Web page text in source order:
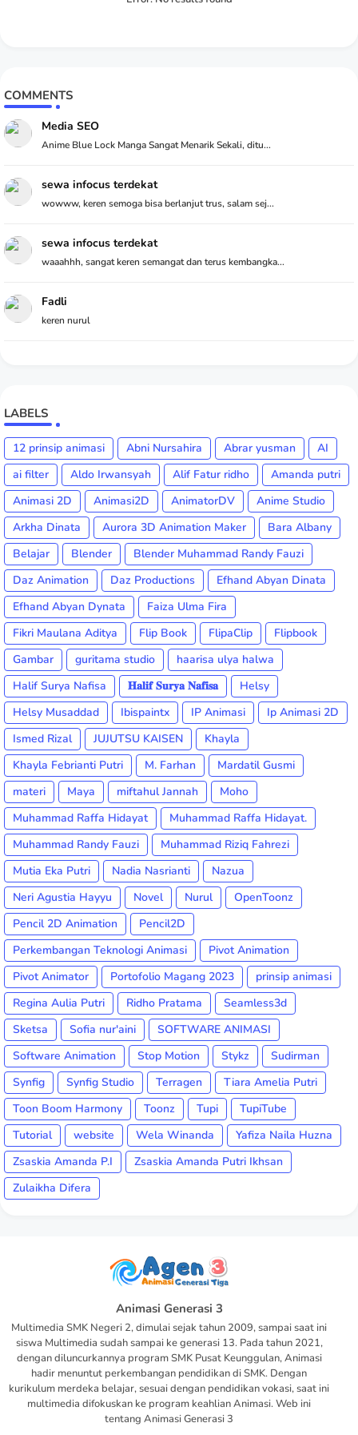
COMMENTS
Media SEO
Anime Blue Lock Manga Sangat Menarik Sekali, ditu...
sewa infocus terdekat
wowww, keren semoga bisa berlanjut trus, salam sej...
sewa infocus terdekat
waaahhh, sangat keren semangat dan terus kembangka...
Fadli
keren nurul
LABELS
12 prinsip animasi Abni Nursahira Abrar yusman
AI
ai filter
Aldo Irwansyah Alif Fatur ridho
Amanda putri
Animasi 2D
Animasi2D AnimatorDV
Anime Studio
Arkha Dinata
Aurora 3D Animation Maker
Bara Albany
Belajar
Blender
Blender Muhammad Randy Fauzi
Daz Animation
Daz Productions
Efhand Abyan Dinata
Efhand Abyan Dynata
Faiza Ulma Fira
Fikri Maulana Aditya
Flip Book FlipaClip
Flipbook
Gambar
guritama studio
haarisa ulya halwa
Halif Surya Nafisa
𝐇𝐚𝐥𝐢𝐟 𝐒𝐮𝐫𝐲𝐚 𝐍𝐚𝐟𝐢𝐬𝐚
Helsy
Helsy Musaddad
Ibispaintx IP Animasi
Ip Animasi 2D
Ismed Rizal
JUJUTSU KAISEN
Khayla
Khayla Febrianti Putri
M. Farhan
Mardatil Gusmi
materi
Maya miftahul Jannah
Moho
Muhammad Raffa Hidayat
Muhammad Raffa Hidayat.
Muhammad Randy Fauzi
Muhammad Riziq Fahrezi
Mutia Eka Putri
Nadia Nasrianti
Nazua
Neri Agustia Hayyu
Novel Nurul
OpenToonz
Pencil 2D Animation
Pencil2D
Perkembangan Teknologi Animasi
Pivot Animation
Pivot Animator
Portofolio Magang 2023
prinsip animasi
Regina Aulia Putri
Ridho Pratama
Seamless3d
Sketsa
Sofia nur'aini
SOFTWARE ANIMASI
Software Animation
Stop Motion Stykz
Sudirman
Synfig
Synfig Studio Terragen
Tiara Amelia Putri
Toon Boom Harmony
Toonz Tupi
TupiTube
Tutorial
website Wela Winanda
Yafiza Naila Huzna
Zsaskia Amanda P.I
Zsaskia Amanda Putri Ikhsan
Zulaikha Difera
Animasi Generasi 3
Multimedia SMK Negeri 2, dimulai sejak tahun 2009, sampai saat ini
siswa Multimedia sudah sampai ke generasi 13. Pada tahun 2021,
dengan diluncurkannya program SMK Pusat Keunggulan, Animasi
hadir menuntut perkembangan pendidikan di SMK. Dengan
kurikulum merdeka belajar, sesuai dengan pendidikan vokasi, saat ini
multimedia difokuskan ke program keahlian Animasi. Web ini
tentang Animasi Generasi 3